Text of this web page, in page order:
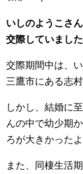
いしのようこさ
交際していました
交際期間中は、
三鷹市にある志
しかし、結婚に
んの中で幼少期
ろが大きかったよ
また、同棲生活